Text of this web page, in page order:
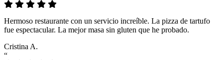
Hermoso restaurante con un servicio increíble. La pizza de tartufo
fue espectacular. La mejor masa sin gluten que he probado.
Cristina A.
“